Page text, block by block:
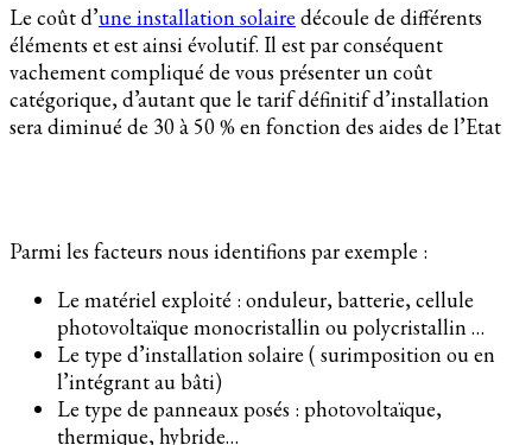
Le coût d’une installation solaire découle de différents
éléments et est ainsi évolutif. Il est par conséquent
vachement compliqué de vous présenter un coût
catégorique, d’autant que le tarif définitif d’installation
sera diminué de 30 à 50 % en fonction des aides de l’Etat
Parmi les facteurs nous identifions par exemple :
Le matériel exploité : onduleur, batterie, cellule
photovoltaïque monocristallin ou polycristallin …
Le type d’installation solaire ( surimposition ou en
l’intégrant au bâti)
Le type de panneaux posés : photovoltaïque,
thermique, hybride…